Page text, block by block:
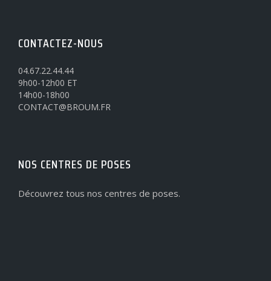
CONTACTEZ-NOUS
04.67.22.44.44
9h00-12h00 ET
14h00-18h00
CONTACT@BROUM.FR
NOS CENTRES DE POSES
Découvrez tous nos centres de poses.